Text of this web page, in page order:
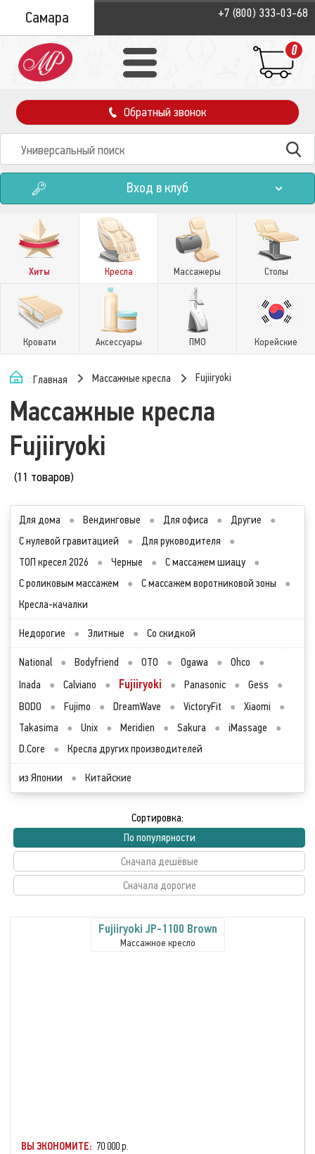
Самара +7 (800) 333-03-68
0
Обратный звонок
Вход в клуб
Хиты Кресла Массажеры Столы
Кровати Аксессуары ПМО Корейские
Главная Массажные кресла Fujiiryoki
Массажные кресла
Fujiiryoki
(11 товаров)
Для дома ● Вендинговые ● Для офиса ● Другие
●
С нулевой гравитацией
● Для руководителя
●
ТОП кресел 2026
● Черные ● С массажем шиацу
●
С роликовым массажем
● С массажем воротниковой зоны
●
Кресла-качалки
Недорогие ● Элитные ● Со скидкой
National ● Bodyfriend ● OTO ● Ogawa ● Ohco
●
Inada
● Calviano ● Fujiiryoki ● Panasonic ● Gess
●
BODO
● Fujimo ● DreamWave ● VictoryFit ● Xiaomi
●
Takasima
● Unix ● Meridien ● Sakura ● iMassage
●
D.Core
● Кресла других производителей
из Японии ● Китайские
Сортировка:
По популярности
Сначала дешёвые
Сначала дорогие
Fujiiryoki JP-1100 Brown
Массажное кресло
ВЫ ЭКОНОМИТЕ: 70 000 р.